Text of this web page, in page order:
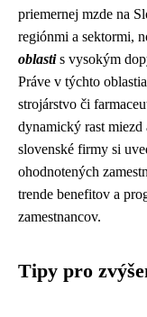
priemernej mzde na
regiónmi a sektormi,
oblastis vysokým
Práve v týchto
strojárstvo či
dynamický rast
slovenské firmy si
ohodnotených
trende benefitov a
zamestnancov.
Tipy pro